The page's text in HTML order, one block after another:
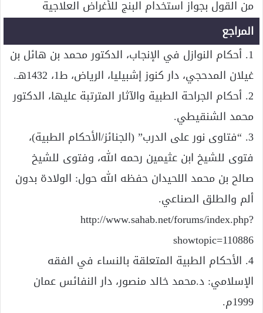
من القول بجواز استخدام البنج للأغراض العلاجية
المراجع
1. أحكام النوازل في الإنجاب، الدكتور محمد بن هائل بن
غيلان المدحجي، دار كنوز إشبيليا، الرياض، ط1، 1432هـ.
2. أحكام الجراحة الطبية والآثار المترتبة عليها، الدكتور
محمد الشنقيطي.
3. “فتاوى نور على الدرب” (الجنائز/الأحكام الطبية)،
فتوى للشيخ ابن عثيمين رحمه الله، وفتوى للشيخ
صالح بن محمد اللحيدان حفظه الله حول: الولادة بدون
ألم والطلق الصناعي.
http://www.sahab.net/forums/index.php?
showtopic=110886
4. الأحكام الطبية المتعلقة بالنساء في الفقه
الإسلامي: د.محمد خالد منصور، دار النفائس عمان
1999م.